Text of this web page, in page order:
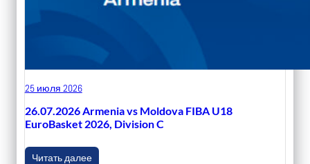
25 июля 2026
26.07.2026 Armenia vs Moldova FIBA U18
EuroBasket 2026, Division C
Читать далее